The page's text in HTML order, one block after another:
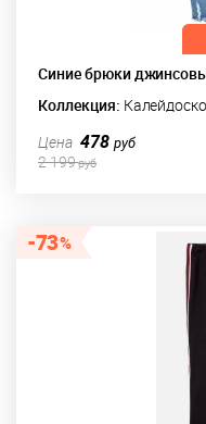
Синие брюки
Коллекция:
Цена 478руб
2 199руб
73